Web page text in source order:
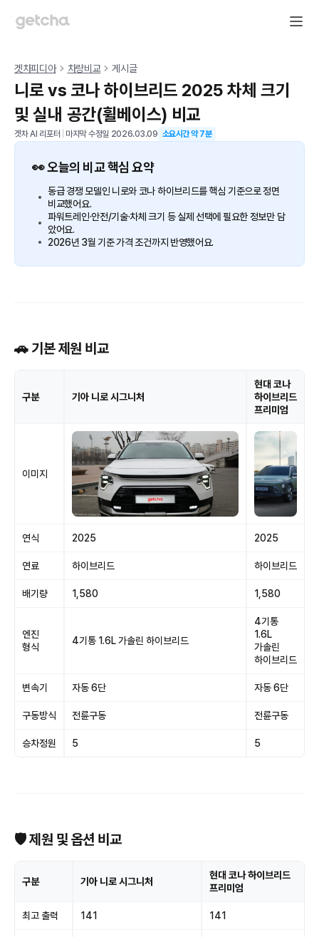
겟차피디아 차량비교 게시글
니로 vs 코나 하이브리드 2025 차체 크기
및 실내 공간(휠베이스) 비교
겟차 AI 리포터 마지막 수정일 2026.03.09 소요시간 약7분
👀 오늘의 비교 핵심 요약
동급 경쟁 모델인 니로와 코나 하이브리드를 핵심 기준으로 정면
비교했어요.
파워트레인·안전/기술·차체 크기 등 실제 선택에 필요한 정보만 담
았어요.
2026년 3월 기준 가격 조건까지 반영했어요.
🚗 기본 제원 비교
구분 기아 니로 시그니처
현대 코나
하이브리드
프리미엄
이미지
연식 2025 2025
연료 하이브리드 하이브리드
배기량 1,580 1,580
엔진
형식
4기통 1.6L 가솔린 하이브리드
4기통
1.6L
가솔린
하이브리드
변속기 자동 6단 자동 6단
구동방식 전륜구동 전륜구동
승차정원 5 5
🛡 제원 및 옵션 비교
구분 기아 니로 시그니처
현대 코나 하이브리드
프리미엄
최고 출력 141 141